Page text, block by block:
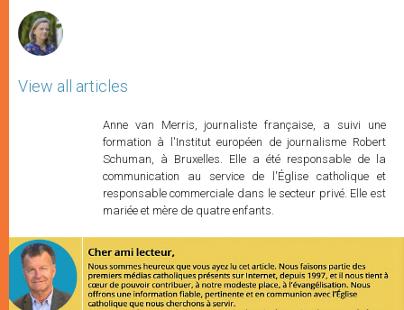
View all articles
Anne van Merris, journaliste française, a suivi une
formation à l'Institut européen de journalisme Robert
Schuman, à Bruxelles. Elle a été responsable de la
communication au service de l'Église catholique et
responsable commerciale dans le secteur privé. Elle est
mariée et mère de quatre enfants.